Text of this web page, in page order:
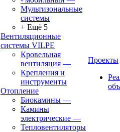
Мультизональные
системы
+ Ещё 5
Вентиляционные
системы VILPE
Кровельная
вентиляция —
Крепления и
инструменты
Отопление
Биокамины —
Камины
электрические —
Тепловентиляторы
Проекты